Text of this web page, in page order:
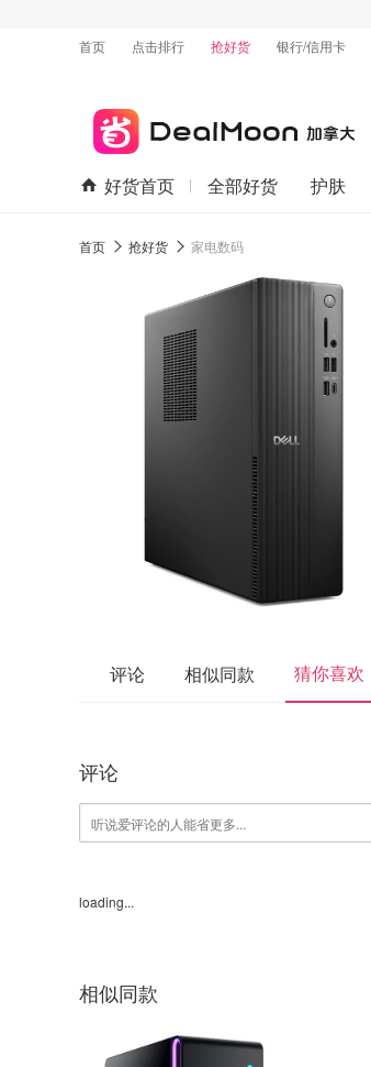
首页
点击排行 抢好货 银行/信用卡
好货首页 全部好货 护肤
首页 抢好货 家电数码
评论 相似同款 猜你喜欢
评论
loading...
相似同款